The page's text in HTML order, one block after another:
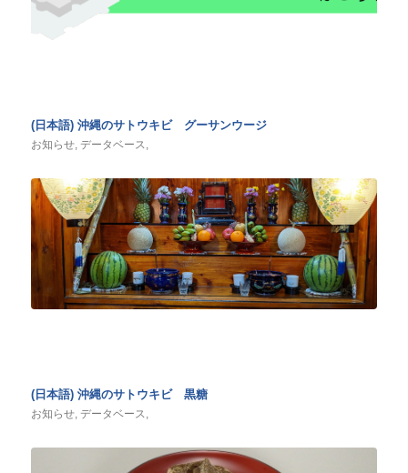
(日本語) 沖縄のサトウキビ グーサンウージ
お知らせ, データベース
(日本語) 沖縄のサトウキビ 黒糖
お知らせ, データベース,